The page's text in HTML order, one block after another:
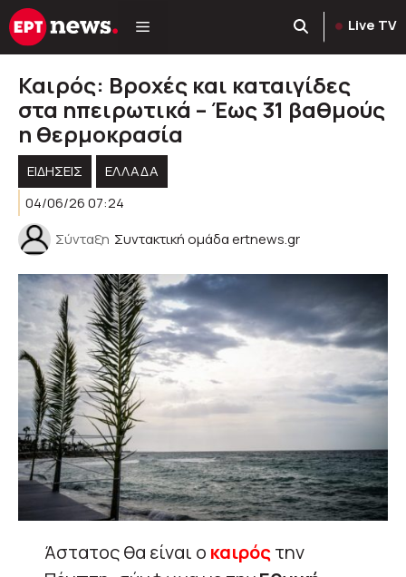
Μετάβαση
σε
Live TV
Καιρός: Βροχές και καταιγίδες
στα ηπειρωτικά – Έως 31 βαθμούς
η θερμοκρασία
ΕΙΔΗΣΕΙΣ
ΕΛΛΑΔΑ
04/06/26 07:24
Σύνταξη Συντακτική ομάδα ertnews.gr
Άστατος θα είναι ο καιρόςτην